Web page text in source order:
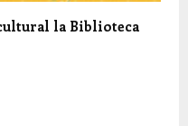
la Biblioteca